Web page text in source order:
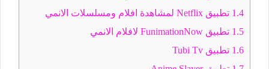
1.4 تطبيق Netflix لمشاهدة افلام ومسلسلات الانمي
1.5 تطبيق FunimationNow لافلام الانمي
1.6 تطبيق Tubi Tv